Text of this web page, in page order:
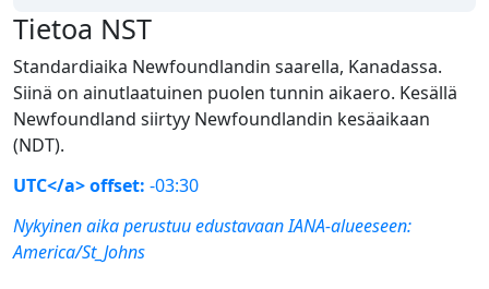
Tietoa NST
Standardiaika Newfoundlandin saarella, Kanadassa.
Siinä on ainutlaatuinen puolen tunnin aikaero. Kesällä
Newfoundland siirtyy Newfoundlandin kesäaikaan
(NDT).
UTC</a> offset: -03:30
Nykyinen aika perustuu edustavaan IANA-alueeseen:
America/St_Johns